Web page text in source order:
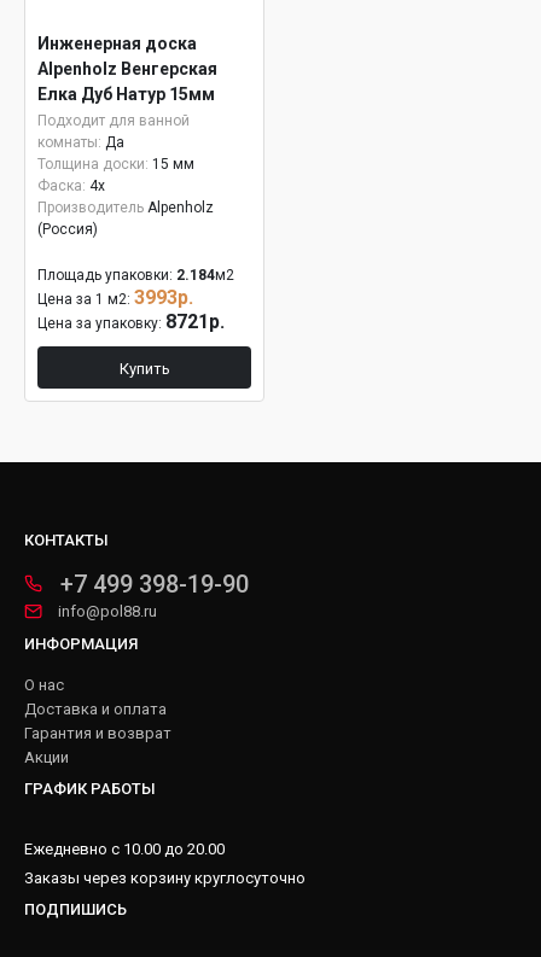
Инженерная доска
Alpenholz Венгерская
Елка Дуб Натур 15мм
Подходит для ванной
комнаты: Да
Толщина доски: 15 мм
Фаска: 4x
Производитель Alpenholz
(Россия)
Площадь упаковки: 2.184м2
Цена за 1 м2: 3993р.
Цена за упаковку: 8721р.
Купить
КОНТАКТЫ
+7 499 398-19-90
info@pol88.ru
ИНФОРМАЦИЯ
О нас
Доставка и оплата
Гарантия и возврат
Акции
ГРАФИК РАБОТЫ
Ежедневно с 10.00 до 20.00
Заказы через корзину круглосуточно
ПОДПИШИСЬ